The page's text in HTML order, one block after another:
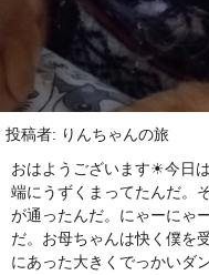
投稿者: りんちゃんの旅
おはようございます☀今日
端にうずくまってたんだ。
が通ったんだ。にゃーにゃ
だ。お母ちゃんは快く僕を
にあった大きくでっかいダ